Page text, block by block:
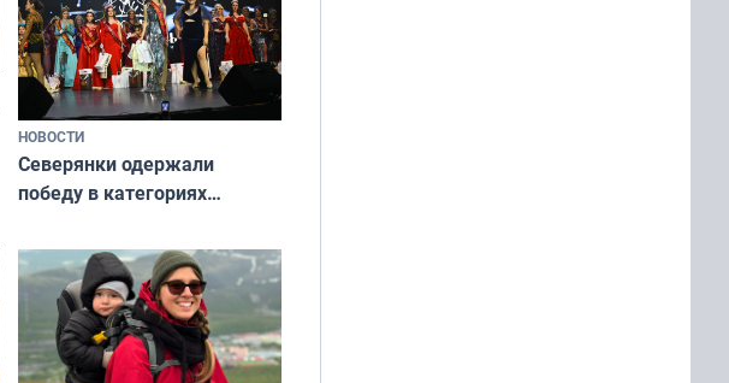
НОВОСТИ
Северянки одержали
победу в категориях
«Мисс и Миссис Великая
Русь»